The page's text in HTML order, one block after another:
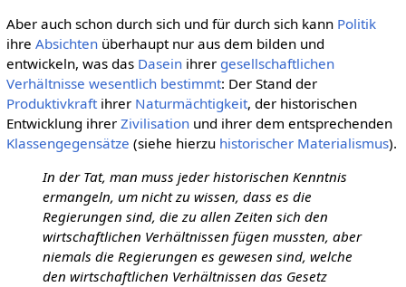
Aber auch schon durch sich und für durch sich kann Politik
ihre Absichtenüberhaupt nur aus dem bilden und
entwickeln, was das Daseinihrer gesellschaftlichen
Verhältnisse wesentlich bestimmt: Der Stand der
Produktivkraftihrer Naturmächtigkeit, der historischen
Entwicklung ihrer Zivilisationund ihrer dem entsprechenden
Klassengegensätze (siehe hierzu historischer Materialismus).
In der Tat, man muss jeder historischen Kenntnis
ermangeln, um nicht zu wissen, dass es die
Regierungen sind, die zu allen Zeiten sich den
wirtschaftlichen Verhältnissen fügen mussten, aber
niemals die Regierungen es gewesen sind, welche
den wirtschaftlichen Verhältnissen das Gesetz